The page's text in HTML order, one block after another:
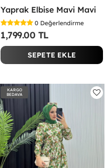
Yaprak Elbise Mavi Mavi
0 Değerlendirme
1,799.00 TL
SEPETE EKLE
KARGO
BEDAVA